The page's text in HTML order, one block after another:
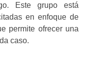
Este grupo está
en enfoque de
permite ofrecer una
caso.